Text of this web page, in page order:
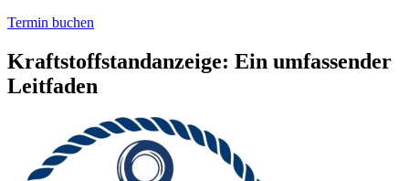
Termin buchen
Kraftstoffstandanzeige: Ein umfassender
Leitfaden